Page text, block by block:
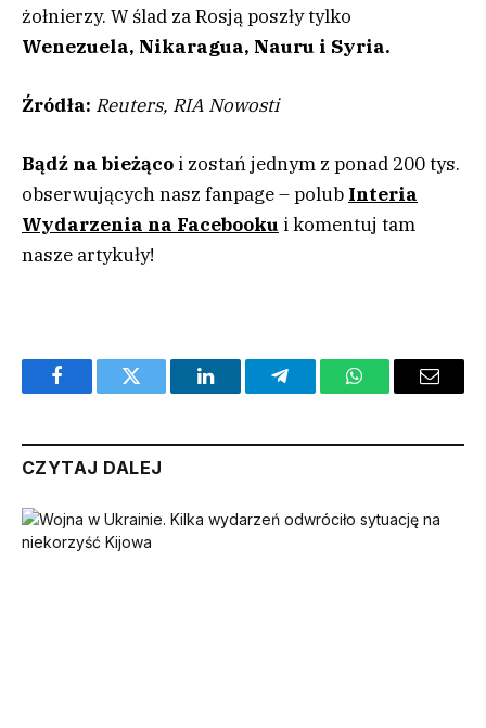
żołnierzy. W ślad za Rosją poszły tylko
Wenezuela, Nikaragua, Nauru i Syria.
Źródła: Reuters, RIA Nowosti
Bądź na bieżąco i zostań jednym z ponad 200 tys.
obserwujących nasz fanpage – polub Interia
Wydarzenia na Facebooku i komentuj tam
nasze artykuły!
FacebookTwitter LinkedInTelegramWhatsAppEmail
CZYTAJ DALEJ